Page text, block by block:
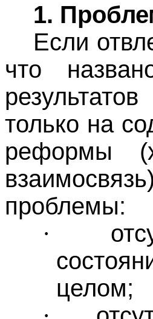
1.
Если
что
только на
реформы
проблемы:
·
целом;